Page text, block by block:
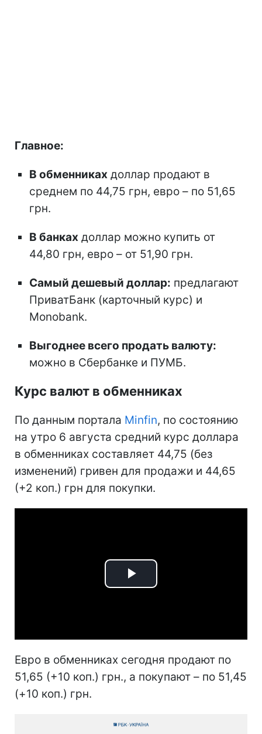
Главное:
В обменниках доллар продают в
среднем по 44,75 грн, евро – по 51,65
грн.
В банках доллар можно купить от
44,80 грн, евро – от 51,90 грн.
Самый дешевый доллар: предлагают
ПриватБанк (карточный курс) и
Monobank.
Выгоднее всего продать валюту:
можно в Сбербанке и ПУМБ.
Курс валют в обменниках
По данным портала Minfin, по состоянию
на утро 6 августа средний курс доллара
в обменниках составляет 44,75 (без
изменений) гривен для продажи и 44,65
(+2 коп.) грн для покупки.
Play
Евро в обменниках сегодня продают по
51,65 (+10 коп.) грн., а покупают – по 51,45
(+10 коп.) грн.